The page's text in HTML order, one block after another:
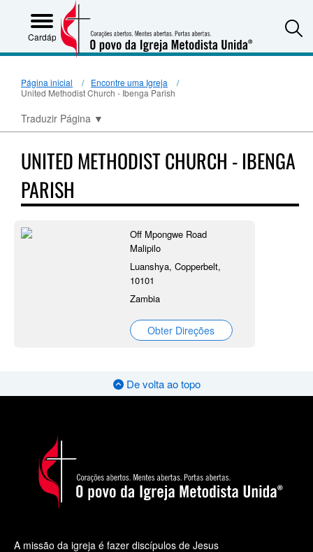
Cardápio
Página inicial
Encontre uma Igreja
United Methodist Church - Ibenga Parish
Traduzir Página ▼
UNITED METHODIST CHURCH - IBENGA
PARISH
Off Mpongwe Road
Malipilo
Luanshya, Copperbelt,
10101
Zambia
Obter Direções
De volta ao topo
A missão da igreja é fazer discípulos de Jesus